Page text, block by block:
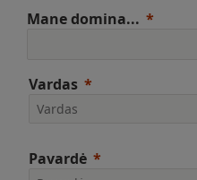
Mane domina...
Vardas
Pavardė